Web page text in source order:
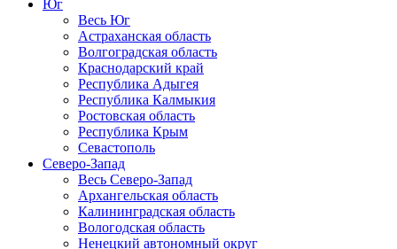
Юг
Весь Юг
Астраханская область
Волгоградская область
Краснодарский край
Республика Адыгея
Республика Калмыкия
Ростовская область
Республика Крым
Севастополь
Северо-Запад
Весь Северо-Запад
Архангельская область
Калининградская область
Вологодская область
Ненецкий автономный округ